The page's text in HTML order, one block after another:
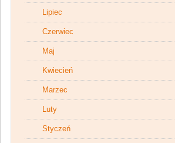
Lipiec
Czerwiec
Maj
Kwiecień
Marzec
Luty
Styczeń